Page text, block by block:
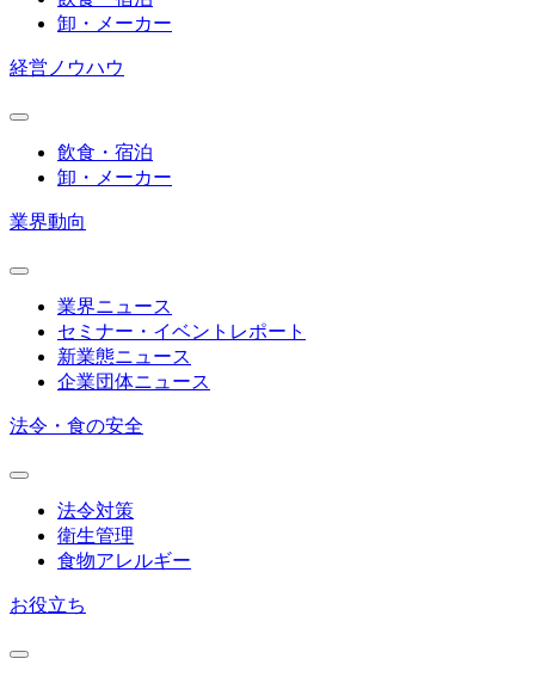
卸・メーカー
経営ノウハウ
飲食・宿泊
卸・メーカー
業界動向
業界ニュース
セミナー・イベントレポート
新業態ニュース
企業団体ニュース
法令・食の安全
法令対策
衛生管理
食物アレルギー
お役立ち